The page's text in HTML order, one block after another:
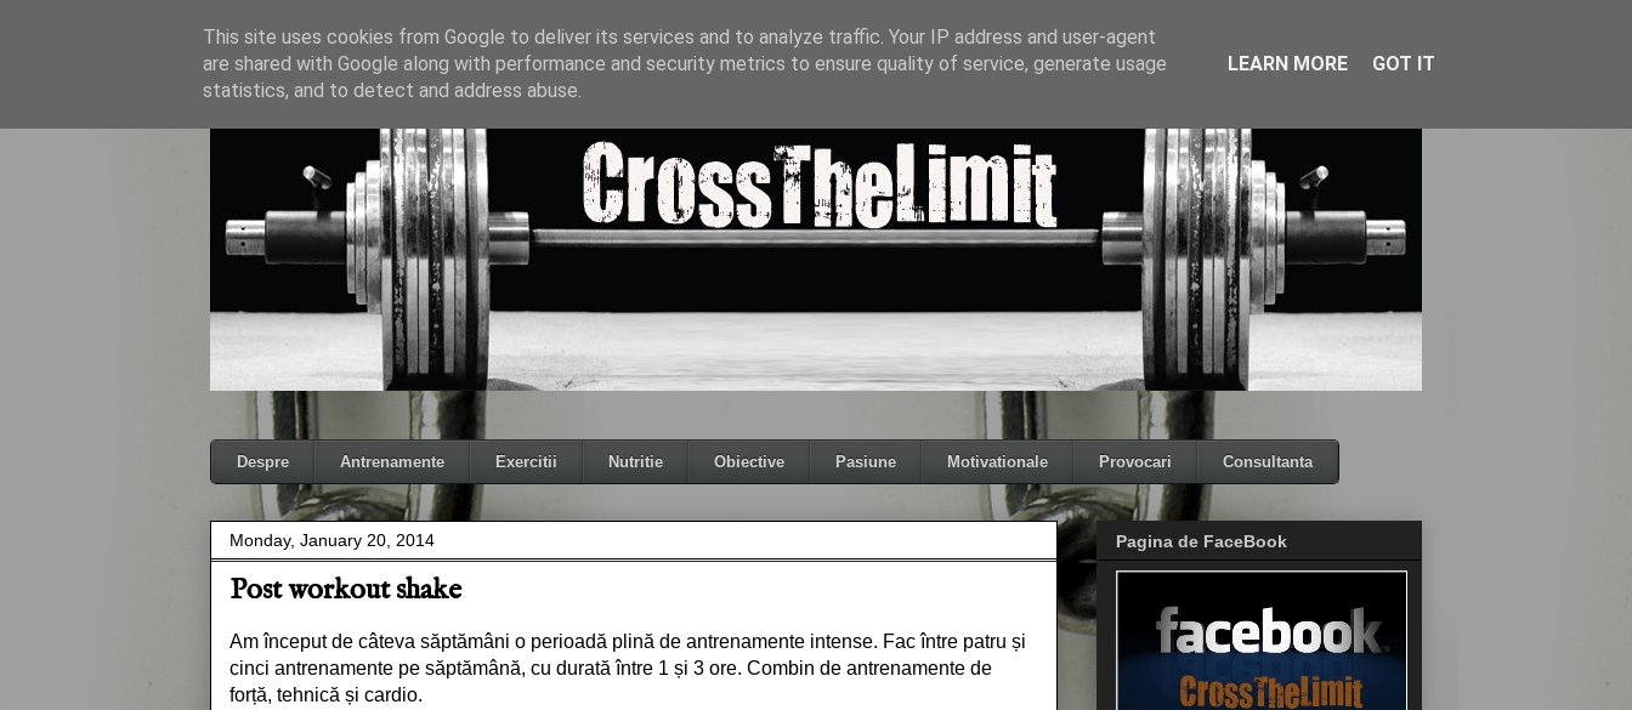
Despre Antrenamente Exercitii Nutritie Obiective Pasiune Motivationale Provocari Consultanta
Monday, January 20, 2014
Post workout shake
Am început de câteva săptămâni o perioadă plină de antrenamente intense. Fac între patru și
cinci antrenamente pe săptămână, cu durată între 1 și 3 ore. Combin de antrenamente de
forță, tehnică și cardio.
Pagina de FaceBook
This site uses cookies from Google to deliver its services and to analyze traffic. Your IP address and user-agent
are shared with Google along with performance and security metrics to ensure quality of service, generate usage
statistics, and to detect and address abuse.
LEARN MORE GOT IT